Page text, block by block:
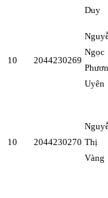
Duy
10 2044230269
Ngọc
Uyên
10 2044230270 Thị
Vàng